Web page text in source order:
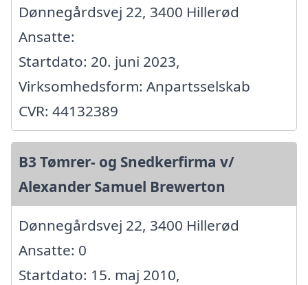
Dønnegårdsvej 22, 3400 Hillerød
Ansatte:
Startdato: 20. juni 2023,
Virksomhedsform: Anpartsselskab
CVR: 44132389
B3 Tømrer- og Snedkerfirma v/
Alexander Samuel Brewerton
Dønnegårdsvej 22, 3400 Hillerød
Ansatte: 0
Startdato: 15. maj 2010,